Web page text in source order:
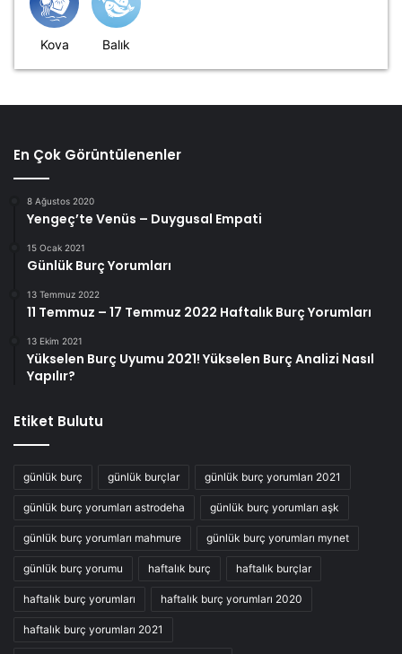
Kova Balık
En Çok Görüntülenenler
8 Ağustos 2020
Yengeç’te Venüs – Duygusal Empati
15 Ocak 2021
Günlük Burç Yorumları
13 Temmuz 2022
11 Temmuz – 17 Temmuz 2022 Haftalık Burç Yorumları
13 Ekim 2021
Yükselen Burç Uyumu 2021! Yükselen Burç Analizi Nasıl
Yapılır?
Etiket Bulutu
günlük burç günlük burçlar günlük burç yorumları 2021
günlük burç yorumları astrodeha günlük burç yorumları aşk
günlük burç yorumları mahmure günlük burç yorumları mynet
günlük burç yorumu haftalık burç haftalık burçlar
haftalık burç yorumları haftalık burç yorumları 2020
haftalık burç yorumları 2021